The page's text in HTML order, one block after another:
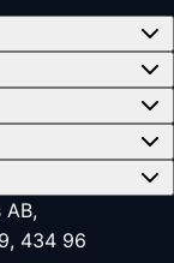
AB,
434 96